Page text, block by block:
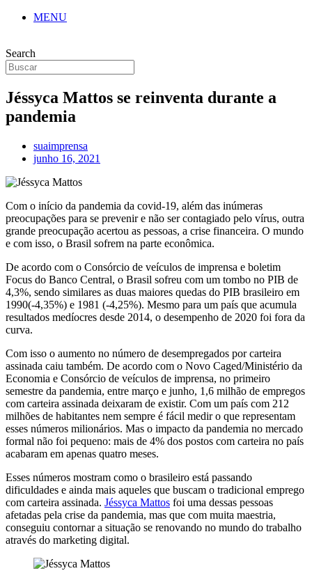
MENU
Search
Jéssyca Mattos se reinventa durante a
pandemia
suaimprensa
junho 16, 2021
Com o início da pandemia da covid-19, além das inúmeras
preocupações para se prevenir e não ser contagiado pelo vírus, outra
grande preocupação acertou as pessoas, a crise financeira. O mundo
e com isso, o Brasil sofrem na parte econômica.
De acordo com o Consórcio de veículos de imprensa e boletim
Focus do Banco Central, o Brasil sofreu com um tombo no PIB de
4,3%, sendo similares as duas maiores quedas do PIB brasileiro em
1990(-4,35%) e 1981 (-4,25%). Mesmo para um país que acumula
resultados medíocres desde 2014, o desempenho de 2020 foi fora da
curva.
Com isso o aumento no número de desempregados por carteira
assinada caiu também. De acordo com o Novo Caged/Ministério da
Economia e Consórcio de veículos de imprensa, no primeiro
semestre da pandemia, entre março e junho, 1,6 milhão de empregos
com carteira assinada deixaram de existir. Com um país com 212
milhões de habitantes nem sempre é fácil medir o que representam
esses números milionários. Mas o impacto da pandemia no mercado
formal não foi pequeno: mais de 4% dos postos com carteira no país
acabaram em apenas quatro meses.
Esses números mostram como o brasileiro está passando
dificuldades e ainda mais aqueles que buscam o tradicional emprego
com carteira assinada. Jéssyca Mattos foi uma dessas pessoas
afetadas pela crise da pandemia, mas que com muita maestria,
conseguiu contornar a situação se renovando no mundo do trabalho
através do marketing digital.